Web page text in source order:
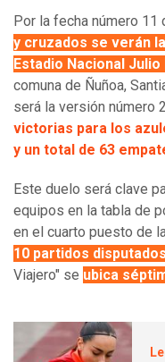
Por la fecha número 11
y cruzados se verán
Estadio Nacional
comuna de Ñuñoa,
será la versión número
victorias para los
y un total de 63
Este duelo será clave
equipos en la tabla de
en el cuarto puesto de
10 partidos disputados
Viajero" se ubica